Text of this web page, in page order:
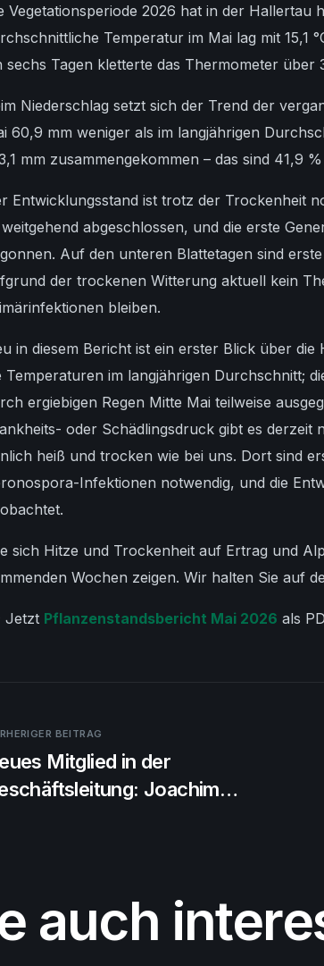
Vegetationsperiode 2026 hat in der Hallertau
Temperatur im Mai lag mit 15,1
sechs Tagen kletterte das Thermometer über
Niederschlag setzt sich der Trend der
60,9 mm weniger als im langjährigen
mm zusammengekommen – das sind 41,9
Entwicklungsstand ist trotz der Trockenheit
abgeschlossen, und die erste
Auf den unteren Blattetagen sind
der trockenen Witterung aktuell kein
bleiben.
in diesem Bericht ist ein erster Blick über
Temperaturen im langjährigen Durchschnitt;
ergiebigen Regen Mitte Mai teilweise
oder Schädlingsdruck gibt es derzeit
heiß und trocken wie bei uns. Dort sind
Infektionen notwendig, und die
sich Hitze und Trockenheit auf Ertrag und
Wochen zeigen. Wir halten Sie auf
Jetzt Pflanzenstandsbericht Mai 2026 als
BEITRAG
Mitglied in der
Joachim
auch